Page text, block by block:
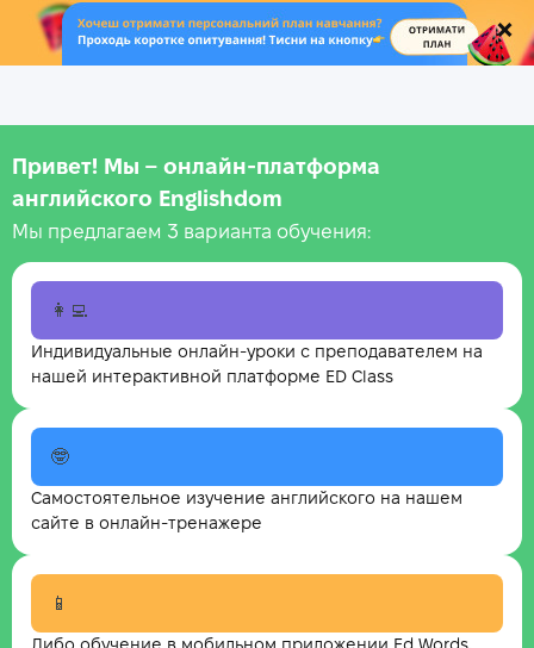
.
Привет! Мы – онлайн‑платформа
английского Englishdom
Мы предлагаем 3 варианта обучения:
👩‍💻
Индивидуальные онлайн-уроки с преподавателем на
нашей интерактивной платформе ED Class
🤓
Самостоятельное изучение английского на нашем
сайте в онлайн-тренажере
📱